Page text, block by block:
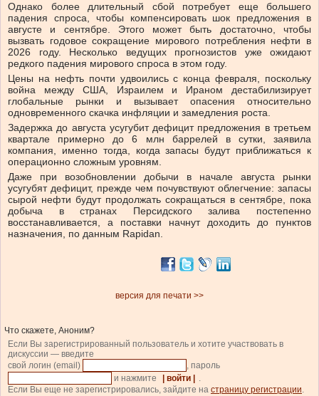
Однако более длительный сбой потребует еще большего
падения спроса, чтобы компенсировать шок предложения в
августе и сентябре. Этого может быть достаточно, чтобы
вызвать годовое сокращение мирового потребления нефти в
2026 году. Несколько ведущих прогнозистов уже ожидают
редкого падения мирового спроса в этом году.
Цены на нефть почти удвоились с конца февраля, поскольку
война между США, Израилем и Ираном дестабилизирует
глобальные рынки и вызывает опасения относительно
одновременного скачка инфляции и замедления роста.
Задержка до августа усугубит дефицит предложения в третьем
квартале примерно до 6 млн баррелей в сутки, заявила
компания, именно тогда, когда запасы будут приближаться к
операционно сложным уровням.
Даже при возобновлении добычи в начале августа рынки
усугубят дефицит, прежде чем почувствуют облегчение: запасы
сырой нефти будут продолжать сокращаться в сентябре, пока
добыча в странах Персидского залива постепенно
восстанавливается, а поставки начнут доходить до пунктов
назначения, по данным Rapidan.
версия для печати >>
Что скажете, Аноним?
Если Вы зарегистрированный пользователь и хотите участвовать в
дискуссии — введите
свой логин (email)
, пароль
и нажмите
| войти |
.
Если Вы еще не зарегистрировались, зайдите на страницу регистрации.